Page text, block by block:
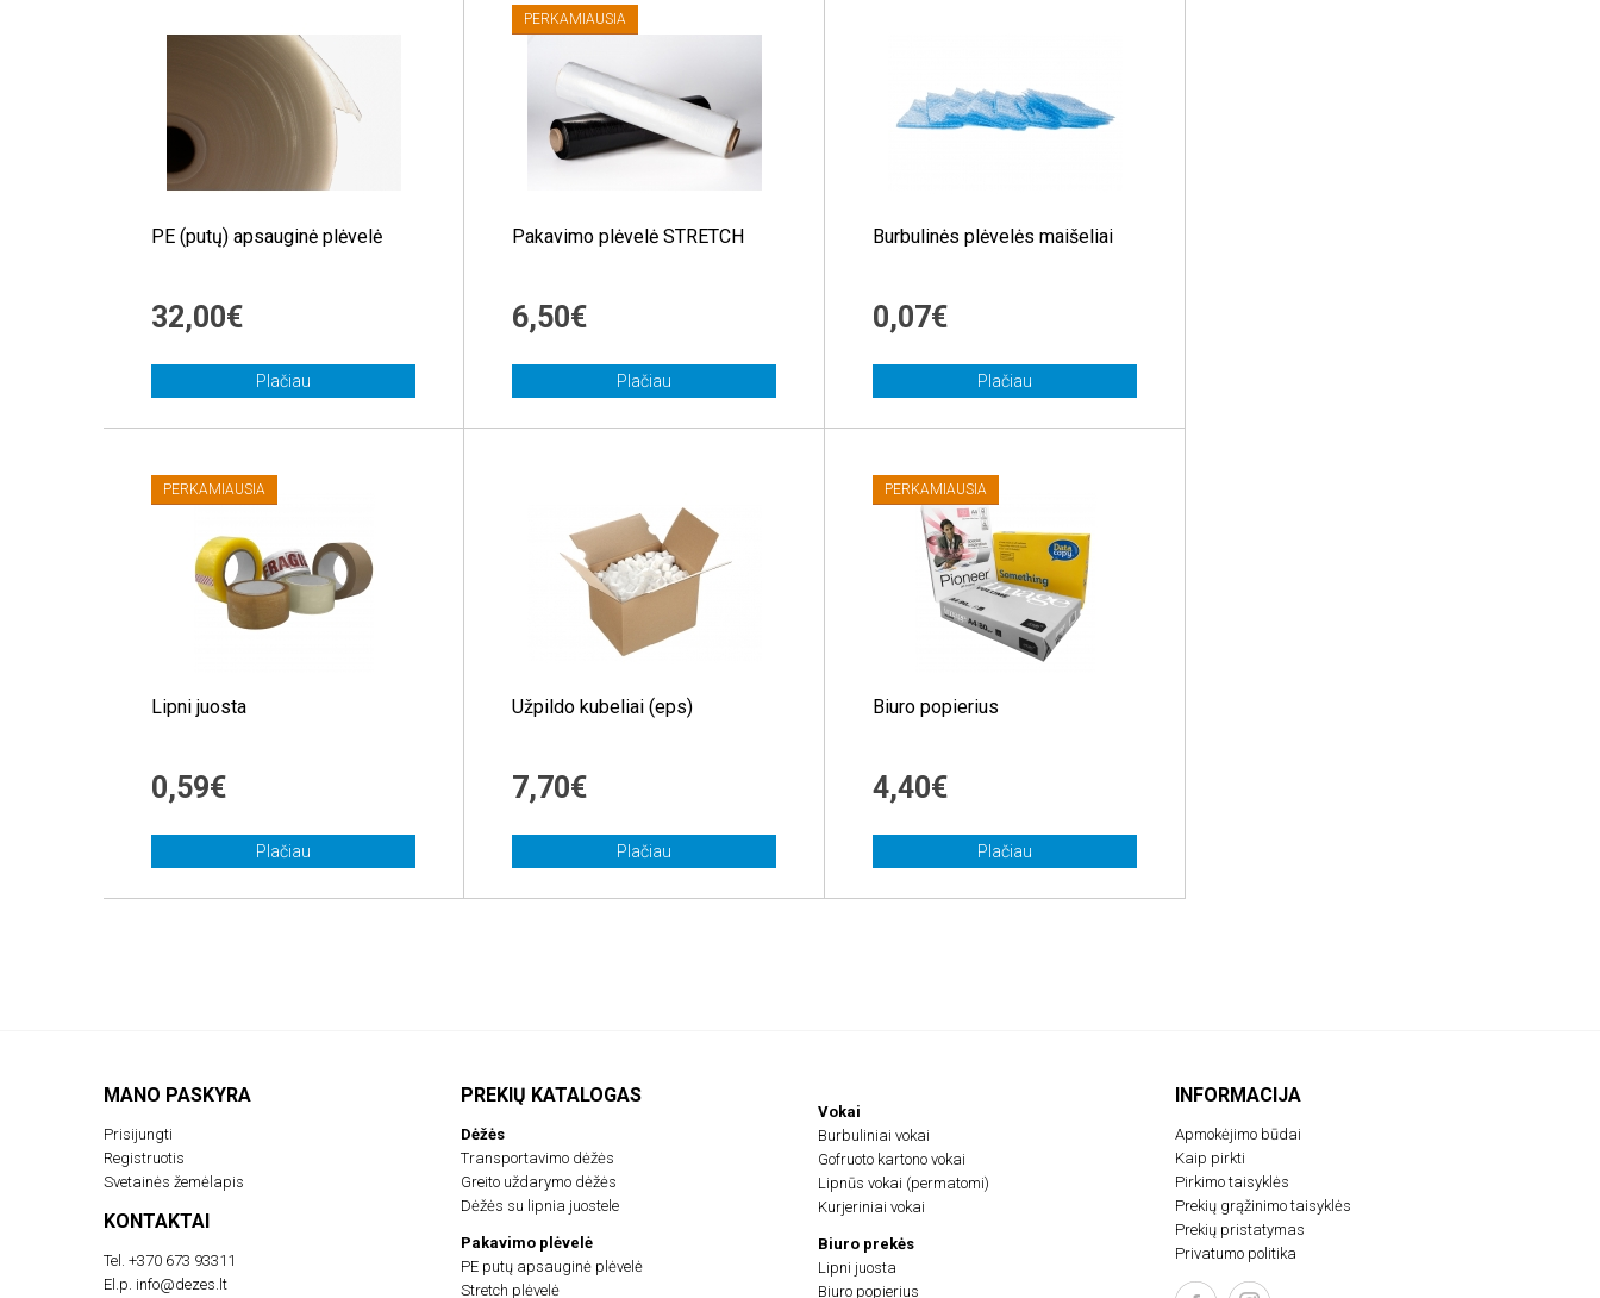
PE (putų) apsauginė plėvelė
32,00€
Plačiau
PERKAMIAUSIA
Pakavimo plėvelė STRETCH
6,50€
Plačiau
Burbulinės plėvelės maišeliai
0,07€
Plačiau
PERKAMIAUSIA
Lipni juosta
0,59€
Plačiau
Užpildo kubeliai (eps)
7,70€
Plačiau
PERKAMIAUSIA
Biuro popierius
4,40€
Plačiau
MANO PASKYRA
Prisijungti
Registruotis
Svetainės žemėlapis
KONTAKTAI
Tel. +370 673 93311
El.p. info@dezes.lt
PREKIŲ KATALOGAS
Dėžės
Transportavimo dėžės
Greito uždarymo dėžės
Dėžės su lipnia juostele
Pakavimo plėvelė
PE putų apsauginė plėvelė
Stretch plėvelė
Vokai
Burbuliniai vokai
Gofruoto kartono vokai
Lipnūs vokai (permatomi)
Kurjeriniai vokai
Biuro prekės
Lipni juosta
Biuro popierius
INFORMACIJA
Apmokėjimo būdai
Kaip pirkti
Pirkimo taisyklės
Prekių grąžinimo taisyklės
Prekių pristatymas
Privatumo politika